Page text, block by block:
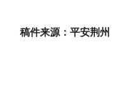
稿件来源：平安荆州